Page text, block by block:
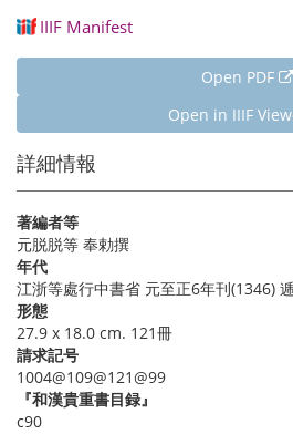
IIIF Manifest
Open PDF
Open in IIIF
詳細情報
著編者等
元脱脱等 奉勅撰
年代
江浙等處行中書省 元至正6年刊(1346)
形態
27.9 x 18.0 cm. 121冊
請求記号
1004@109@121@99
『和漢貴重書目録』
c90